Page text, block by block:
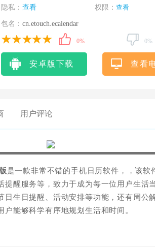
隐私： 查看 权限： 查看
包名： cn.etouch.ecalendar
0% 0%
安卓版下载 查看
用户评论
是一款非常不错的手机日历软件，，该
提醒服务等，致力于成为每一位用户生
日生日提醒、活动安排等功能，还有周
户能够科学有序地规划生活和时间。